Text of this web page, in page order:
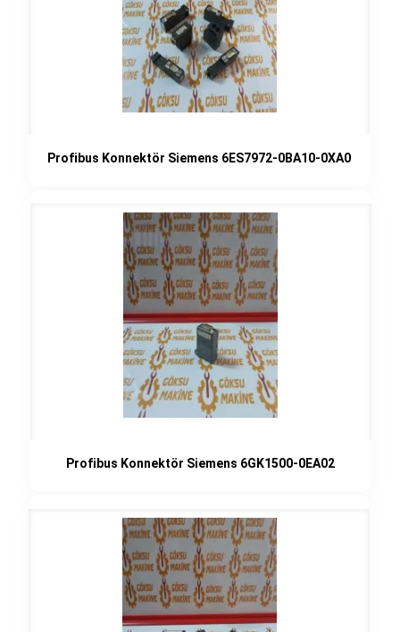
Profibus Konnektör Siemens 6ES7972-0BA10-0XA0
Profibus Konnektör Siemens 6GK1500-0EA02